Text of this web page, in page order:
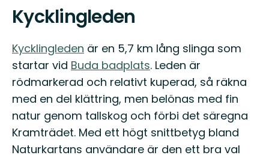
Kycklingleden
Kycklingleden är en 5,7 km lång slinga som
startar vid Buda badplats. Leden är
rödmarkerad och relativt kuperad, så räkna
med en del klättring, men belönas med fin
natur genom tallskog och förbi det säregna
Kramträdet. Med ett högt snittbetyg bland
Naturkartans användare är den ett bra val